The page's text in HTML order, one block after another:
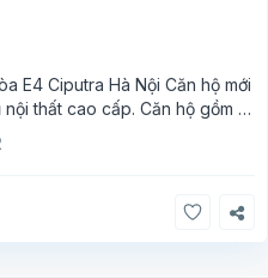
E4 Ciputra Hà Nội Căn hộ mới
thất cao cấp. Căn hộ gồm 2
gồm phòng khách, phòng